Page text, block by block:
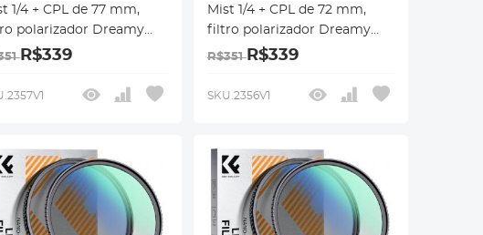
1/4 + CPL de 77 mm,
polarizador Dreamy
Effect Mist CPL, 18
série Nano-
R$339
Mist 1/4 + CPL de 72 mm,
filtro polarizador Dreamy
Cinematic Effect Mist CPL, 18
multicamadas, série Nano-
R$351R$339
SKU.2356V1